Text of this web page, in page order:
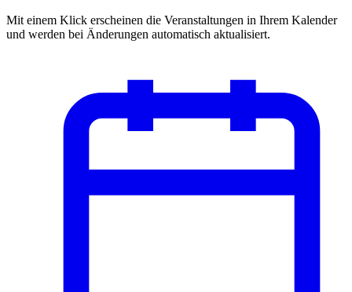
Mit einem Klick erscheinen die Veranstaltungen in Ihrem Kalender
und werden bei Änderungen automatisch aktualisiert.